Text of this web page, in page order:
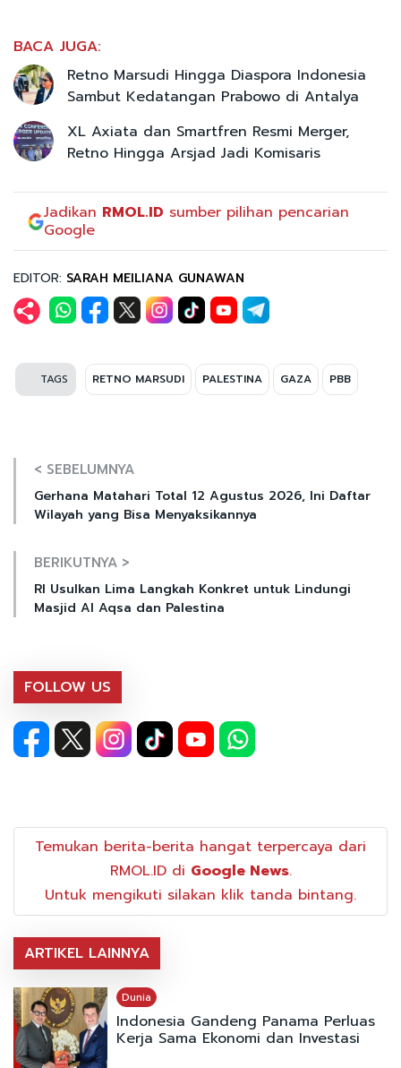
BACA JUGA:
Retno Marsudi Hingga Diaspora Indonesia
Sambut Kedatangan Prabowo di Antalya
XL Axiata dan Smartfren Resmi Merger,
Retno Hingga Arsjad Jadi Komisaris
Jadikan RMOL.ID sumber pilihan pencarian
Google
EDITOR: SARAH MEILIANA GUNAWAN
TAGS RETNO MARSUDI PALESTINA GAZA PBB
< SEBELUMNYA
Gerhana Matahari Total 12 Agustus 2026, Ini Daftar
Wilayah yang Bisa Menyaksikannya
BERIKUTNYA >
RI Usulkan Lima Langkah Konkret untuk Lindungi
Masjid Al Aqsa dan Palestina
FOLLOW US
Temukan berita-berita hangat terpercaya dari
RMOL.ID di Google News.
Untuk mengikuti silakan klik tanda bintang.
ARTIKEL LAINNYA
Dunia
Indonesia Gandeng Panama Perluas
Kerja Sama Ekonomi dan Investasi